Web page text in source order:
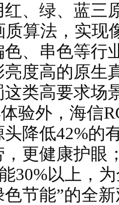
、绿、蓝三
质算法，实现
、串色等行
亮度高的原生
类高要求场
验外，海信
降低42%的
更健康护眼
30%以上，
节能”的全